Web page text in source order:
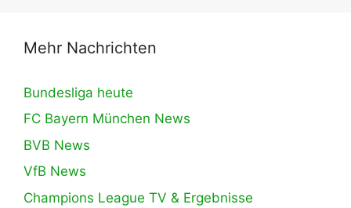
Mehr Nachrichten
Bundesliga heute
FC Bayern München News
BVB News
VfB News
Champions League TV & Ergebnisse